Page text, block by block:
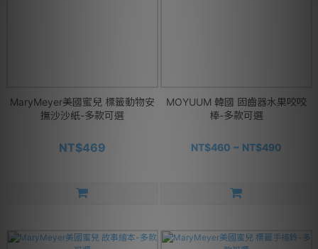
MaryMeyer美國蜜兒 標籤動物安
撫沙沙紙-多款可選
NT$469
MOYUUM 韓國 固齒器水果咬咬
棒-多款可選
NT$460 ~ NT$490